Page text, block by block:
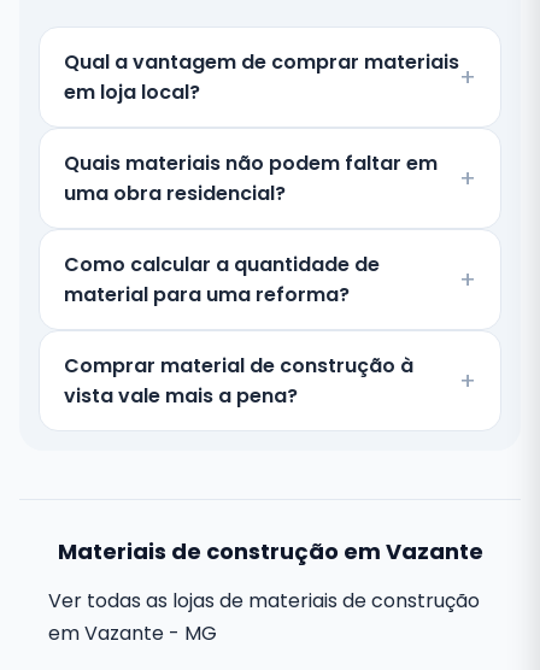
Qual a vantagem de comprar materiais
em loja local?
Quais materiais não podem faltar em
uma obra residencial?
Como calcular a quantidade de
material para uma reforma?
Comprar material de construção à
vista vale mais a pena?
Materiais de construção em Vazante
Ver todas as lojas de materiais de construção
em Vazante - MG